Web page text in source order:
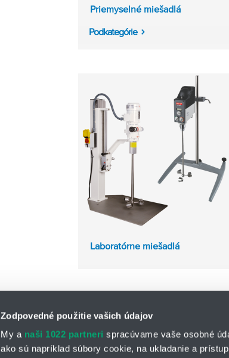
Zodpovedné použitie vašich údajov
My a naši 1022 partneri spracúvame vaše osobné
ako sú napríklad súbory cookie, na ukladanie a
Priemyselné miešadlá
Podkategórie
Laboratórne miešadlá